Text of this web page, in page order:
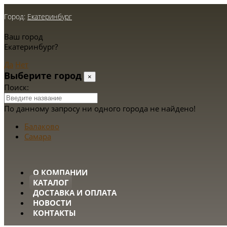
Город: Екатеринбург
Ваш город
Екатеринбург?
Да Нет
Выберите город ×
Поиск:
По данному запросу ни одного города не найдено!
Балаково
Самара
О КОМПАНИИ
КАТАЛОГ
ДОСТАВКА И ОПЛАТА
НОВОСТИ
КОНТАКТЫ